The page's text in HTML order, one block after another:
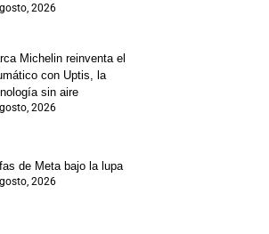
2026
Michelin reinventa el
con Uptis, la
sin aire
2026
de Meta bajo la lupa
2026